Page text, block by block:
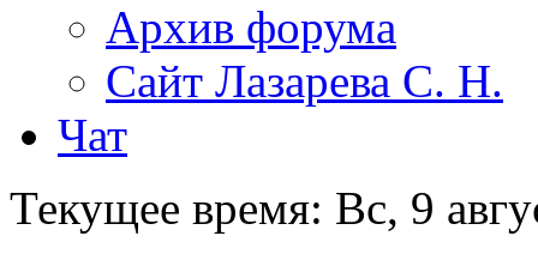
Архив форума
Сайт Лазарева С. Н.
Чат
Текущее время: Вс, 9